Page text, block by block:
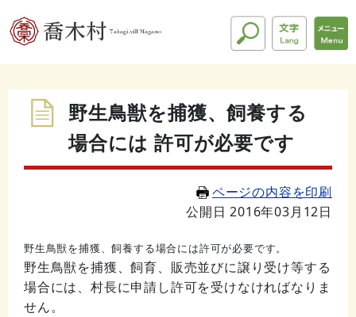
野生鳥獣を捕獲、飼養する
場合には 許可が必要です
ページの内容を印刷
公開日 2016年03月12日
野生鳥獣を捕獲、飼養する場合には許可が必要です。
野生鳥獣を捕獲、飼育、販売並びに譲り受け等する
場合には、村長に申請し許可を受けなければなりま
せん。